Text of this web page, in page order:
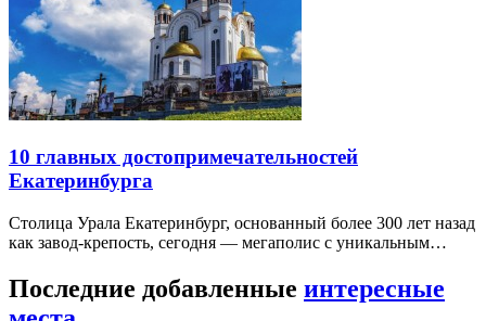
10 главных достопримечательностей
Екатеринбурга
Столица Урала Екатеринбург, основанный более 300 лет назад
как завод-крепость, сегодня — мегаполис с уникальным…
Последние добавленные интересные